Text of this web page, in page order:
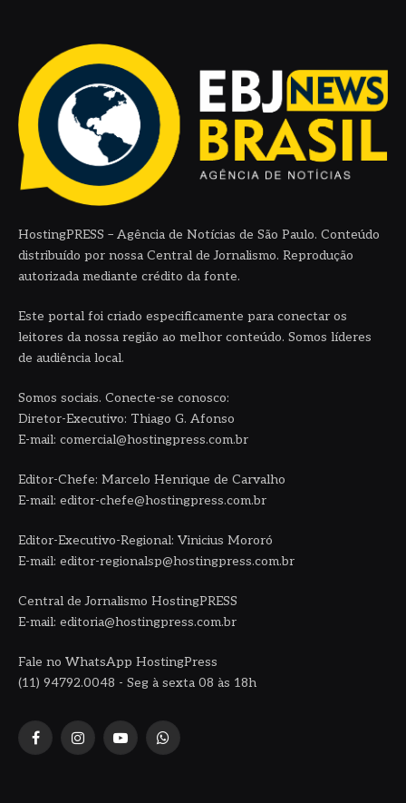
HostingPRESS – Agência de Notícias de São Paulo. Conteúdo
distribuído por nossa Central de Jornalismo. Reprodução
autorizada mediante crédito da fonte.
Este portal foi criado especificamente para conectar os
leitores da nossa região ao melhor conteúdo. Somos líderes
de audiência local.
Somos sociais. Conecte-se conosco:
Diretor-Executivo: Thiago G. Afonso
E-mail: comercial@hostingpress.com.br
Editor-Chefe: Marcelo Henrique de Carvalho
E-mail: editor-chefe@hostingpress.com.br
Editor-Executivo-Regional: Vinicius Mororó
E-mail: editor-regionalsp@hostingpress.com.br
Central de Jornalismo HostingPRESS
E-mail: editoria@hostingpress.com.br
Fale no WhatsApp HostingPress
(11) 94792.0048 - Seg à sexta 08 às 18h
FacebookInstagramYouTubeWhatsApp